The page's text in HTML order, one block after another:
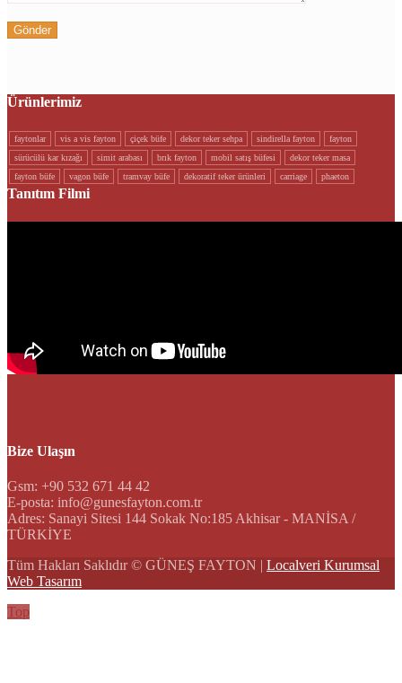
Ürünlerimiz
faytonlar vi̇s a vi̇s fayton çi̇çek büfe dekor teker sehpa si̇ndi̇rella fayton
fayton
sürücülü kar kizaği
si̇mi̇t arabasi brik fayton mobi̇l satiş büfesi̇
dekor teker masa
fayton büfe
vagon büfe tramvay büfe dekorati̇f teker ürünleri carriage phaeton
Tanıtım Filmi
Bize Ulaşın
Gsm: +90 532 671 44 42
E-posta: info@gunesfayton.com.tr
Adres: Sanayi Sitesi 144 Sokak No:185 Akhisar - MANİSA /
TÜRKİYE
Tüm Hakları Saklıdır © GÜNEŞ FAYTON | Localveri Kurumsal
Web Tasarım
Top